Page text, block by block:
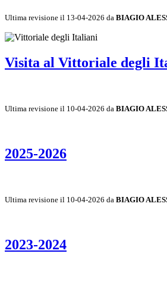
Ultima revisione il 13-04-2026 da BIAGIO
Visita al Vittoriale degli
Ultima revisione il 10-04-2026 da BIAGIO
2025-2026
Ultima revisione il 10-04-2026 da BIAGIO
2023-2024